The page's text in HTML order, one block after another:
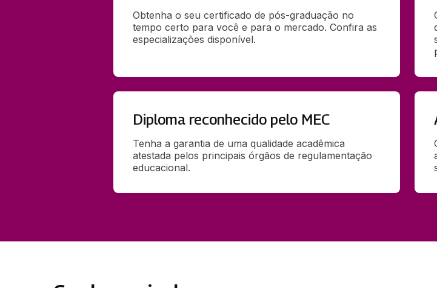
Obtenha o seu certificado de pós-graduação no
tempo certo para você e para o mercado. Confira as
especializações disponível.
Diploma reconhecido pelo MEC
Tenha a garantia de uma qualidade acadêmica
atestada pelos principais órgãos de regulamentação
educacional.